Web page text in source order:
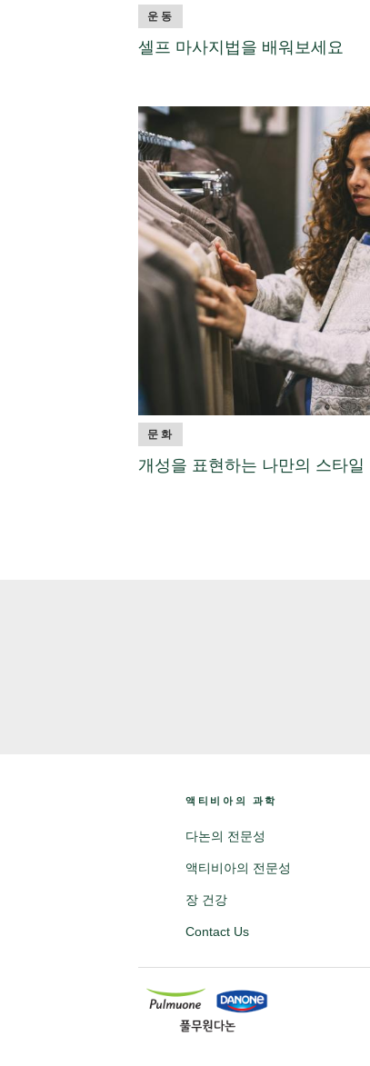
운동
셀프 마사지법을 배워보세요
문화
개성을 표현하는 나만의 스타일
액티비아의 과학
다논의 전문성
액티비아의 전문성
장 건강
Contact Us